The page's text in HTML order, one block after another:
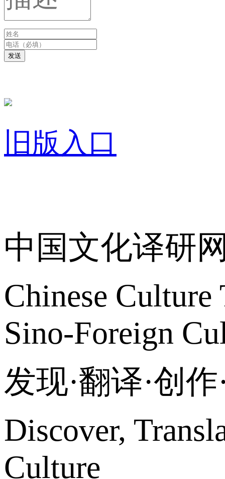
发送
旧版入口
中国文化译研
Chinese
Sino-Foreign
发现·翻译·创
Discover,
Culture